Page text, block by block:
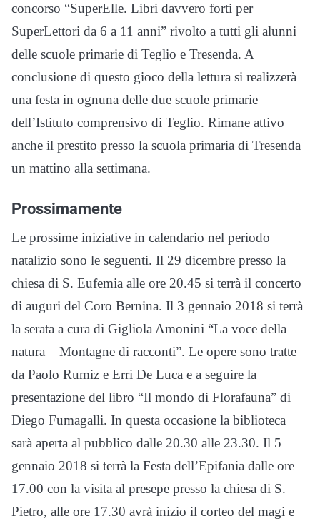
concorso “SuperElle. Libri davvero forti per
SuperLettori da 6 a 11 anni” rivolto a tutti gli alunni
delle scuole primarie di Teglio e Tresenda. A
conclusione di questo gioco della lettura si realizzerà
una festa in ognuna delle due scuole primarie
dell’Istituto comprensivo di Teglio. Rimane attivo
anche il prestito presso la scuola primaria di Tresenda
un mattino alla settimana.
Prossimamente
Le prossime iniziative in calendario nel periodo
natalizio sono le seguenti. Il 29 dicembre presso la
chiesa di S. Eufemia alle ore 20.45 si terrà il concerto
di auguri del Coro Bernina. Il 3 gennaio 2018 si terrà
la serata a cura di Gigliola Amonini “La voce della
natura – Montagne di racconti”. Le opere sono tratte
da Paolo Rumiz e Erri De Luca e a seguire la
presentazione del libro “Il mondo di Florafauna” di
Diego Fumagalli. In questa occasione la biblioteca
sarà aperta al pubblico dalle 20.30 alle 23.30. Il 5
gennaio 2018 si terrà la Festa dell’Epifania dalle ore
17.00 con la visita al presepe presso la chiesa di S.
Pietro, alle ore 17.30 avrà inizio il corteo del magi e